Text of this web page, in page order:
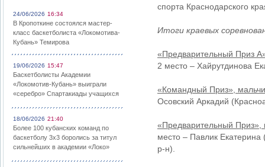
24/06/2026 16:34
В Кропоткине состоялся мастер-
класс баскетболиста «Локомотива-
Кубань» Темирова
19/06/2026 15:47
Баскетболисты Академии
«Локомотив-Кубань» выиграли
«серебро» Спартакиады учащихся
18/06/2026 21:40
Более 100 кубанских команд по
баскетболу 3х3 боролись за титул
сильнейших в академии «Локо»
спорта Краснодарского
Итоги краевых
«Предварительный Приз
2 место – Хайрутдинова
«Командный Приз»,
Осовский Аркадий
«Предварительный
место – Павлик
р-н).